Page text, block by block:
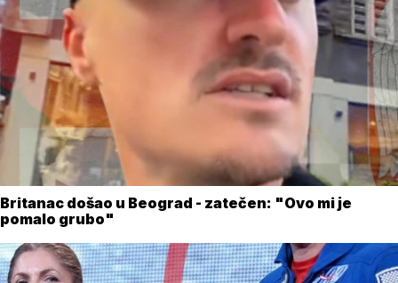
Britanac došao u Beograd - zatečen: "Ovo mi je
pomalo grubo"